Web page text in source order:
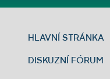
HLAVNÍ STRÁNKA
DISKUZNÍ FÓRUM